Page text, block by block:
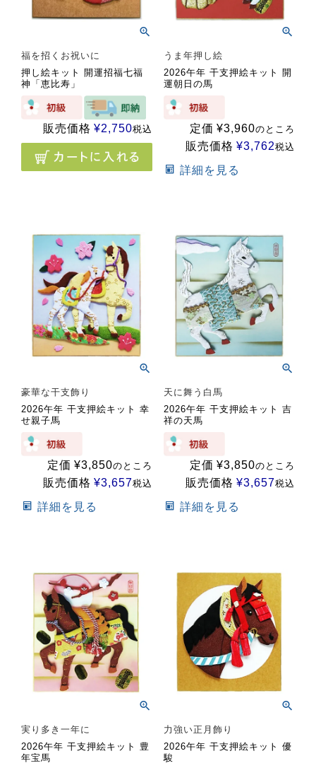
福を招くお祝いに
押し絵キット 開運招福七福
神「恵比寿」
販売価格 ¥2,750税込
うま年押し絵
2026午年 干支押絵キット 開
運朝日の馬
定価 ¥3,960のところ
販売価格 ¥3,762税込
詳細を見る
豪華な干支飾り
2026午年 干支押絵キット 幸
せ親子馬
定価 ¥3,850のところ
販売価格 ¥3,657税込
詳細を見る
天に舞う白馬
2026午年 干支押絵キット 吉
祥の天馬
定価 ¥3,850のところ
販売価格 ¥3,657税込
詳細を見る
実り多き一年に
2026午年 干支押絵キット 豊
年宝馬
力強い正月飾り
2026午年 干支押絵キット 優
駿